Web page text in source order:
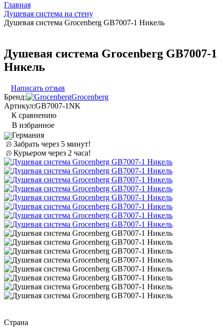
Главная
Душевая система на стену
Душевая система Grocenberg GB7007-1 Никель
Душевая система Grocenberg GB7007-1
Никель
Написать отзыв
Бренд:
Grocenberg
Артикул:GB7007-1NK
К сравнению
В избранное
Германия
Забрать через 5 минут!
Курьером через 2 часа!
Страна